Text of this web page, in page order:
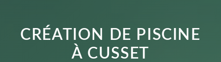
CRÉATION DE PISCINE
À CUSSET